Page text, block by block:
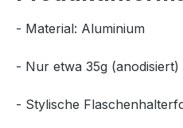
- Material: Aluminium
- Nur etwa 35g
- Stylische